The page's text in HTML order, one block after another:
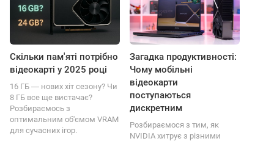
Скільки пам'яті потрібно
відеокарті у 2025 році
16 ГБ ― нових хіт сезону? Чи
8 ГБ все ще вистачає?
Розбираємось з
оптимальним об'ємом VRAM
для сучасних ігор.
Загадка продуктивності:
Чому мобільні
відеокарти
поступаються
дискретним
Розбираємося з тим, як
NVIDIA хитрує з різними